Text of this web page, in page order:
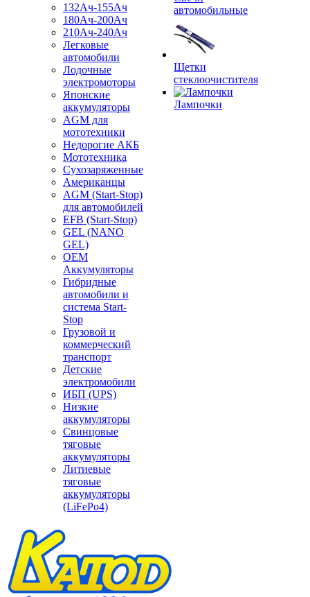
132Ач-155Ач
180Ач-200Ач
210Ач-240Ач
Легковые
автомобили
Лодочные
электромоторы
Японские
аккумуляторы
AGM для
мототехники
Недорогие АКБ
Мототехника
Сухозаряженные
Американцы
AGM (Start-Stop)
для автомобилей
EFB (Start-Stop)
GEL (NANO
GEL)
OEM
Аккумуляторы
Гибридные
автомобили и
система Start-
Stop
Грузовой и
коммерческий
транспорт
Детские
электромобили
ИБП (UPS)
Низкие
аккумуляторы
Свинцовые
тяговые
аккумуляторы
Литиевые
тяговые
аккумуляторы
(LiFePo4)
автомобильные
Щетки
стеклоочистителя
Лампочки